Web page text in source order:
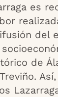
es
del
de